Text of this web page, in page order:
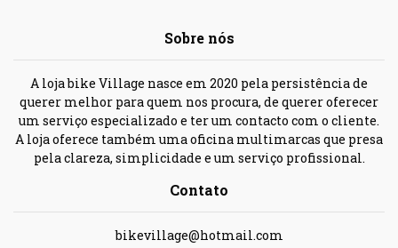
Sobre nós
A loja bike Village nasce em 2020 pela persistência de
querer melhor para quem nos procura, de querer oferecer
um serviço especializado e ter um contacto com o cliente.
A loja oferece também uma oficina multimarcas que presa
pela clareza, simplicidade e um serviço profissional.
Contato
bikevillage@hotmail.com